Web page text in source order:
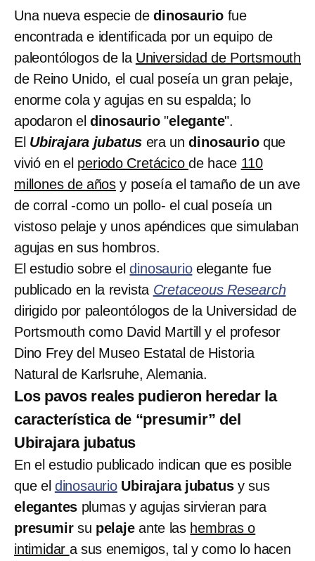
Una nueva especie dedinosaurio fue
encontrada e identificada por un equipo de
paleontólogos de la Universidad de Portsmouth
de Reino Unido, el cual poseía un gran pelaje,
enorme cola y agujas en su espalda; lo
apodaron el dinosaurio"elegante".
El Ubirajara jubatus era undinosaurioque
vivió en el periodo Cretácicode hace 110
millones de años y poseía el tamaño de un ave
de corral -como un pollo- el cual poseía un
vistoso pelaje y unos apéndices que simulaban
agujas en sus hombros.
El estudio sobre eldinosaurioelegante fue
publicado en la revista Cretaceous Research
dirigido por paleontólogos de la Universidad de
Portsmouth como David Martill y el profesor
Dino Frey del Museo Estatal de Historia
Natural de Karlsruhe, Alemania.
Los pavos reales pudieron heredar la
característica de “presumir” del
Ubirajara jubatus
En el estudio publicado indican que es posible
que el dinosaurio Ubirajara jubatus y sus
elegantes plumas y agujas sirvieran para
presumirsu pelajeante las hembras o
intimidar a sus enemigos, tal y como lo hacen